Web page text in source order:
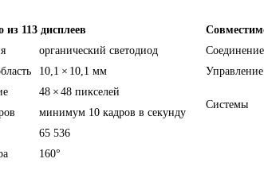
из 113 дисплеев
органический светодиод
10,1 × 10,1 мм
48 × 48 пикселей
минимум 10 кадров в секунду
65 536
160°
Соединение
Управление
Системы